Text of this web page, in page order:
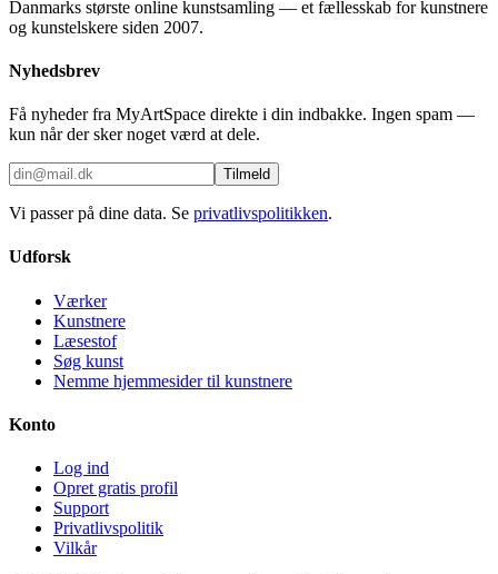
Danmarks største online kunstsamling — et fællesskab for kunstnere
og kunstelskere siden 2007.
Nyhedsbrev
Få nyheder fra MyArtSpace direkte i din indbakke. Ingen spam —
kun når der sker noget værd at dele.
Tilmeld
Vi passer på dine data. Se privatlivspolitikken.
Udforsk
Værker
Kunstnere
Læsestof
Søg kunst
Nemme hjemmesider til kunstnere
Konto
Log ind
Opret gratis profil
Support
Privatlivspolitik
Vilkår